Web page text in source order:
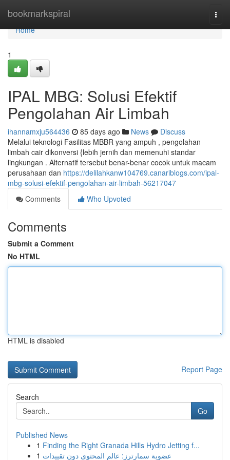
bookmarkspiral
Home
Home
1
IPAL MBG: Solusi Efektif
Pengolahan Air Limbah
ihannamxju564436 85 days ago News
Discuss
Melalui teknologi Fasilitas MBBR yang ampuh , pengolahan
limbah cair dikonversi {lebih jernih dan memenuhi standar
lingkungan . Alternatif tersebut benar-benar cocok untuk macam
perusahaan dan https://delilahkanw104769.canariblogs.com/ipal-
mbg-solusi-efektif-pengolahan-air-limbah-56217047
Comments
Who Upvoted
Comments
Submit a Comment
No HTML
HTML is disabled
Report Page
Search
Go
Published News
1 Finding the Right Granada Hills Hydro Jetting f...
1 عضوية سمارترز: عالم المحتوى دون تقييدات